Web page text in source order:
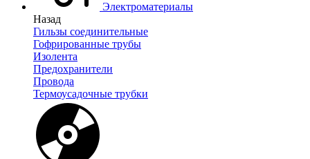
Электроматериалы
Назад
Гильзы соединительные
Гофрированные трубы
Изолента
Предохранители
Провода
Термоусадочные трубки